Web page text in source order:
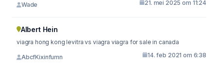
Wade 21. mei 2025 om 11:24
Albert Hein
viagra hong kong levitra vs viagra viagra for sale in canada
AbcfKixinfumn 14. feb 2021 om 6:38